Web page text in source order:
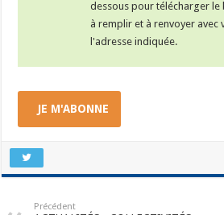
dessous pour télécharger
à remplir et à renvoyer avec
l'adresse indiquée.
JE M'ABONNE
Précédent